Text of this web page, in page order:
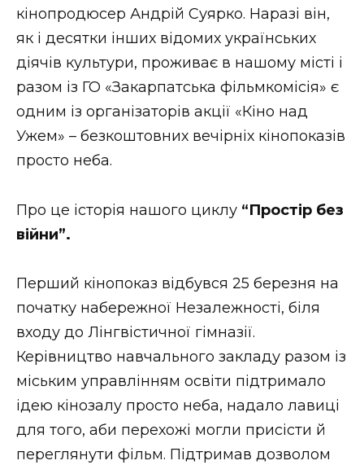
НОВИНИ ЗАХІДНОЇ УКРАЇНИ
ФОТО
кінопродюсер Андрій Суярко. Наразі він,
як і десятки інших відомих українських
діячів культури, проживає в нашому місті і
разом із ГО «Закарпатська фільмкомісія» є
одним із організаторів акції «Кіно над
Ужем» – безкоштовних вечірніх кінопоказів
просто неба.
Про це історія нашого циклу “Простір без
війни”.
Перший кінопоказ відбувся 25 березня на
початку набережної Незалежності, біля
входу до Лінгвістичної гімназії.
Керівництво навчального закладу разом із
міським управлінням освіти підтримало
ідею кінозалу просто неба, надало лавиці
для того, аби перехожі могли присісти й
переглянути фільм. Підтримав дозволом